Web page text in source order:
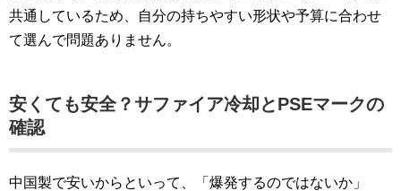
共通しているため、自分の持ちやすい形状や予算に合わせ
て選んで問題ありません。
安くても安全？サファイア冷却とPSEマークの
確認
中国製で安いからといって、「爆発するのではないか」